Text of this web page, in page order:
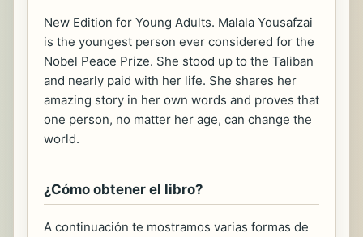
New Edition for Young Adults. Malala Yousafzai
is the youngest person ever considered for the
Nobel Peace Prize. She stood up to the Taliban
and nearly paid with her life. She shares her
amazing story in her own words and proves that
one person, no matter her age, can change the
world.
¿Cómo obtener el libro?
A continuación te mostramos varias formas de